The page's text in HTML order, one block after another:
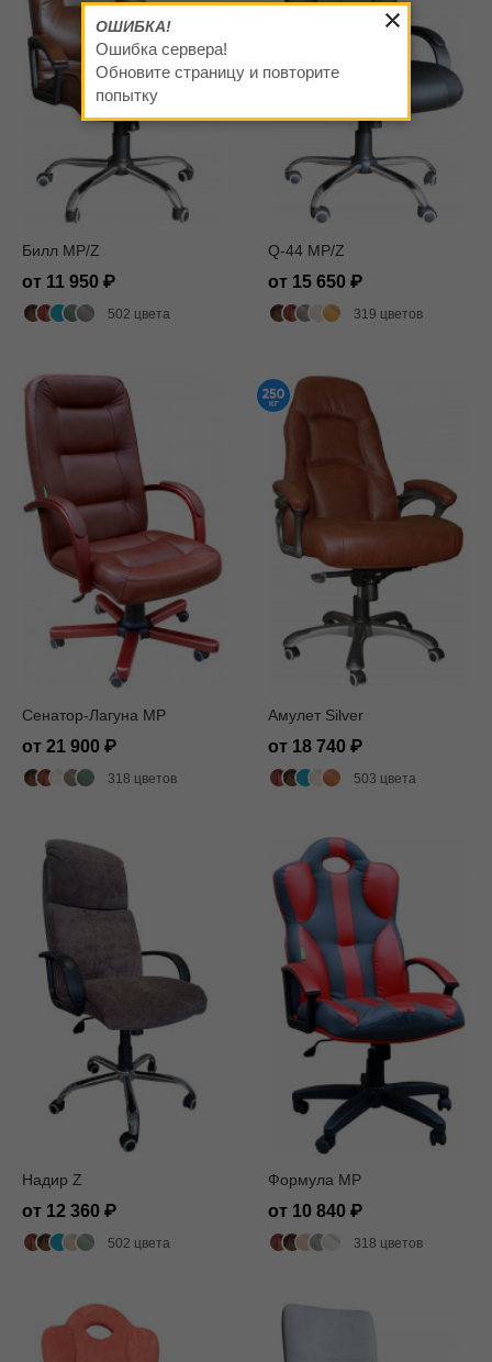
Билл MP/Z
от 11 950
502 цвета
Q-44 MP/Z
от 15 650
319 цветов
Сенатор-Лагуна MP
от 21 900
318 цветов
Амулет Silver
от 18 740
503 цвета
Надир Z
от 12 360
502 цвета
Формула MP
от 10 840
318 цветов
ОШИБКА!
Ошибка сервера!
Обновите страницу и повторите
попытку